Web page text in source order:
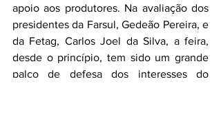
apoio aos produtores. Na avaliação dos
presidentes da Farsul, Gedeão Pereira, e
da Fetag, Carlos Joel da Silva, a feira,
desde o princípio, tem sido um grande
palco de defesa dos interesses do